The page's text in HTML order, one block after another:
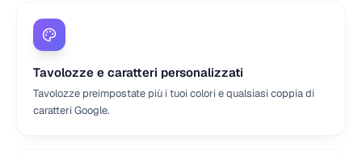
Tavolozze e caratteri personalizzati
Tavolozze preimpostate più i tuoi colori e qualsiasi coppia di
caratteri Google.